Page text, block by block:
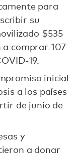
para
su
$535
a comprar 107
19.
inicial
a los países
de junio de
y
a donar